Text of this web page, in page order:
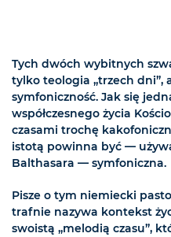
Tych dwóch wybitnych
tylko teologia „trzech dni”,
symfoniczność. Jak się
współczesnego życia
czasami trochę
istotą powinna być —
Balthasara — symfoniczna.
Pisze o tym niemiecki
trafnie nazywa kontekst
swoistą „melodią czasu”,